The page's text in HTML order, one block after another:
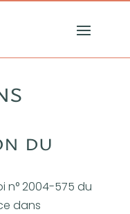
du
n° 2004-575 du
dans